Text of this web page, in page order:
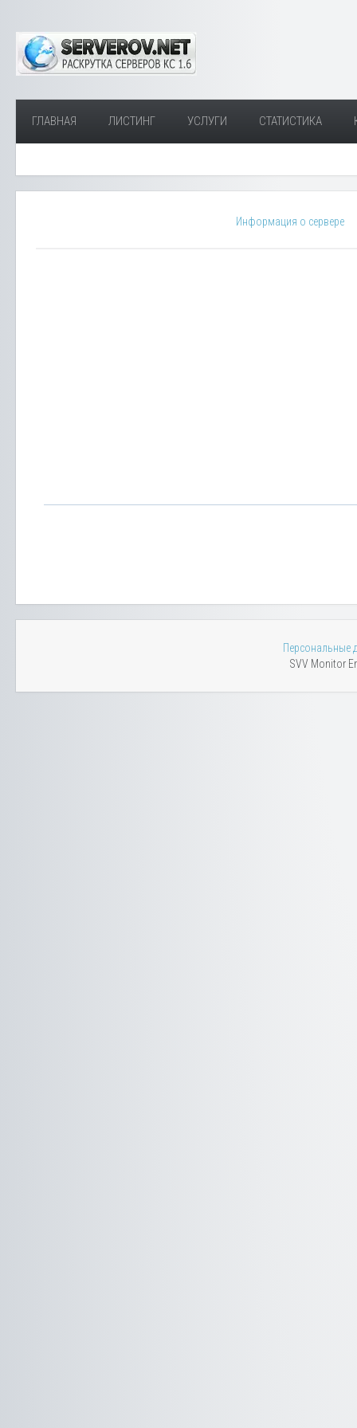
ГЛАВНАЯ ЛИСТИНГ УСЛУГИ СТАТИСТИКА
Информация о сервере
Персональные
SVV Monitor